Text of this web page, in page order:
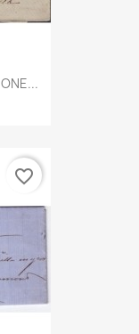
favorite_border